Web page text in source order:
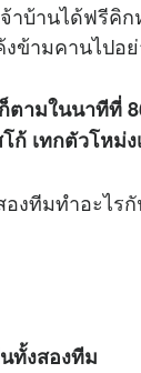
าบ้านได้ฟรีคิ
ข้ามคานไปอย่
ตามในนาทีที่
ก้ เทกตัวโหม่
งทีมทำอะไรกั
ทั้งสองทีม